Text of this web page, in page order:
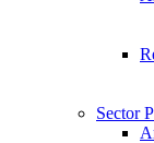
Sector